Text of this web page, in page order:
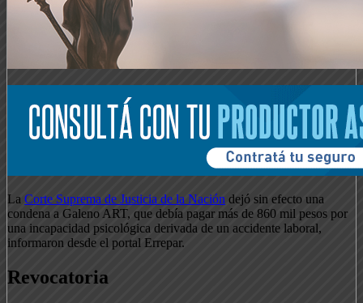
La Corte Suprema de Justicia de la Nación dejó sin efecto una
condena a Galeno ART, que debía pagar más de 860 mil pesos por
una incapacidad psicológica derivada de un accidente laboral,
informaron desde el portal Errepar.
Revocatoria